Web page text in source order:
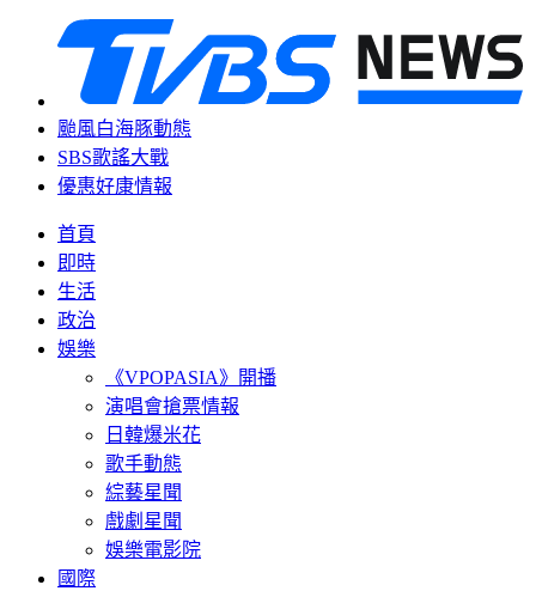
颱風白海豚動態
SBS歌謠大戰
優惠好康情報
首頁
即時
生活
政治
娛樂
《VPOPASIA》開播
演唱會搶票情報
日韓爆米花
歌手動態
綜藝星聞
戲劇星聞
娛樂電影院
國際